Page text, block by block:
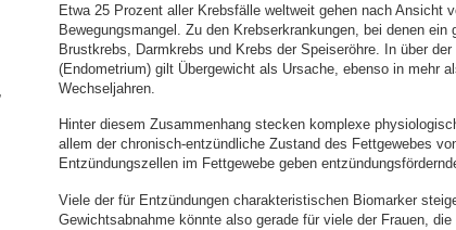
Etwa 25 Prozent aller Krebsfälle weltweit gehen nach Ansicht
Bewegungsmangel. Zu den Krebserkrankungen, bei denen
Brustkrebs, Darmkrebs und Krebs der Speiseröhre. In über
(Endometrium) gilt Übergewicht als Ursache, ebenso in mehr
Wechseljahren.
Hinter diesem Zusammenhang stecken komplexe
allem der chronisch-entzündliche Zustand des Fettgewebes
Entzündungszellen im Fettgewebe geben
Viele der für Entzündungen charakteristischen Biomarker
Gewichtsabnahme könnte also gerade für viele der Frauen,